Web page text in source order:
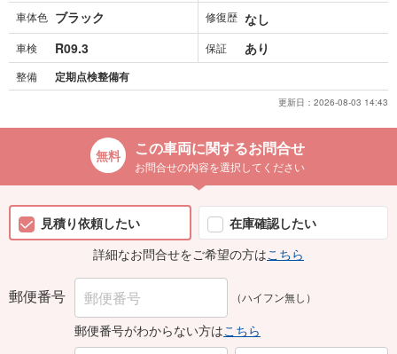
車体色 ブラック 修復歴 なし
車検 R09.3 保証 あり
整備 定期点検整備有
更新日： 2026-08-03 14:43
この車両に関するお問合せ
お問合せの内容を選択してください
見積り依頼したい
在庫確認したい
詳細なお問合せをご希望の方はこちら
郵便番号 （ハイフン無し）
郵便番号がわからない方はこちら